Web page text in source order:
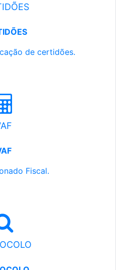
de certidões.
Fiscal.